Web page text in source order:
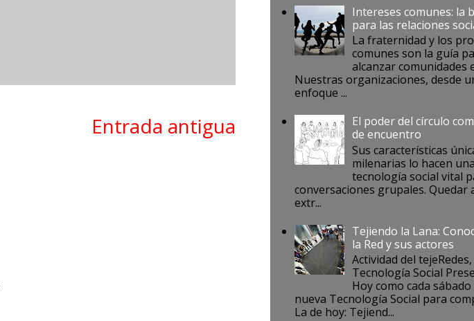
Entrada antigua
Intereses comunes: la
para las relaciones
La fraternidad y los
comunes son la guía
alcanzar comunidades
Nuestras organizaciones, desde
enfoque ...
El poder del círculo
de encuentro
Sus características
milenarias lo hacen
tecnología social vital
conversaciones grupales. Quedar
extr...
Tejiendo la Lana:
la Red y sus actores
Actividad del tejeRedes,
Tecnología Social
Hoy como cada
nueva Tecnología Social para
La de hoy: Tejiend...